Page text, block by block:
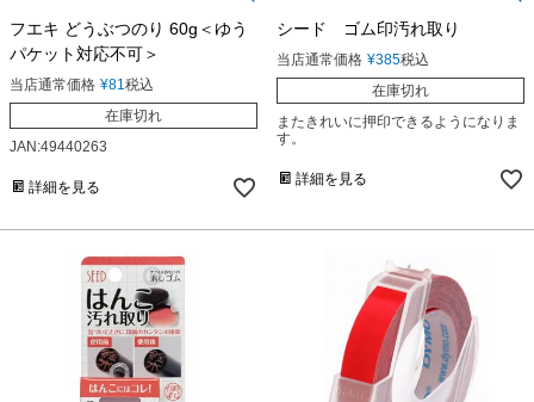
フエキ どうぶつのり 60g＜ゆう
パケット対応不可＞
当店通常価格 ¥81 税込
在庫切れ
JAN:49440263
詳細を見る
シード ゴム印汚れ取り
当店通常価格 ¥385税込
在庫切れ
またきれいに押印できるようになりま
す。
詳細を見る